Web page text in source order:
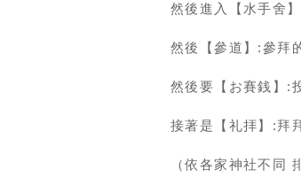
然後進入【水手舍
然後【參道】:參拜
然後要【お賽銭】:
接著是【礼拝】:拜
（依各家神社不同